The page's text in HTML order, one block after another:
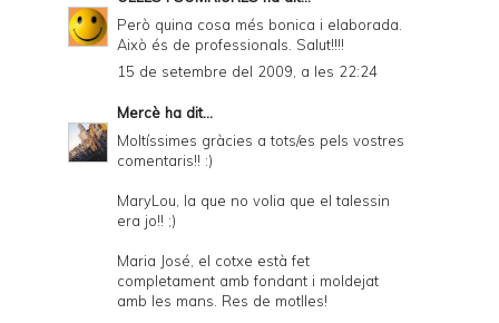
Però quina cosa més bonica i elaborada.
Això és de professionals. Salut!!!!
15 de setembre del 2009, a les 22:24
Mercè ha dit...
Moltíssimes gràcies a tots/es pels vostres
comentaris!! :)
MaryLou, la que no volia que el talessin
era jo!! ;)
Maria José, el cotxe està fet
completament amb fondant i moldejat
amb les mans. Res de motlles!